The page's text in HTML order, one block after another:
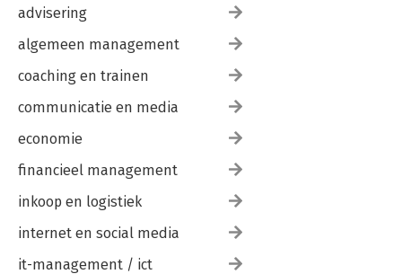
advisering
algemeen management
coaching en trainen
communicatie en media
economie
financieel management
inkoop en logistiek
internet en social media
it-management / ict